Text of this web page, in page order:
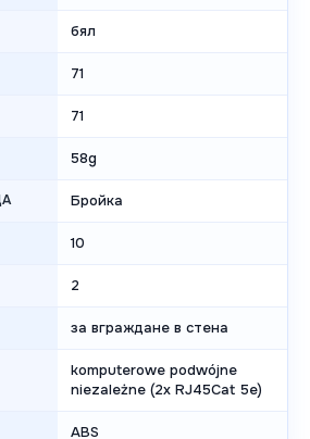
бял
71
71
58g
Бройка
10
2
за вграждане в стена
komputerowe podwójne
niezależne (2x RJ45Cat 5e)
ABS